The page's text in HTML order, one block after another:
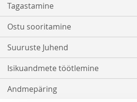
Tagastamine
Ostu sooritamine
Suuruste Juhend
Isikuandmete töötlemine
Andmepäring